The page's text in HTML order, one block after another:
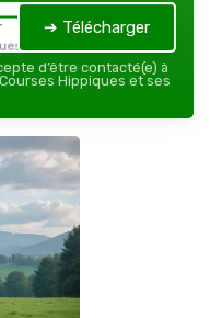
— 2026
➔ Télécharger
d’être contacté(e) à
Hippiques et ses